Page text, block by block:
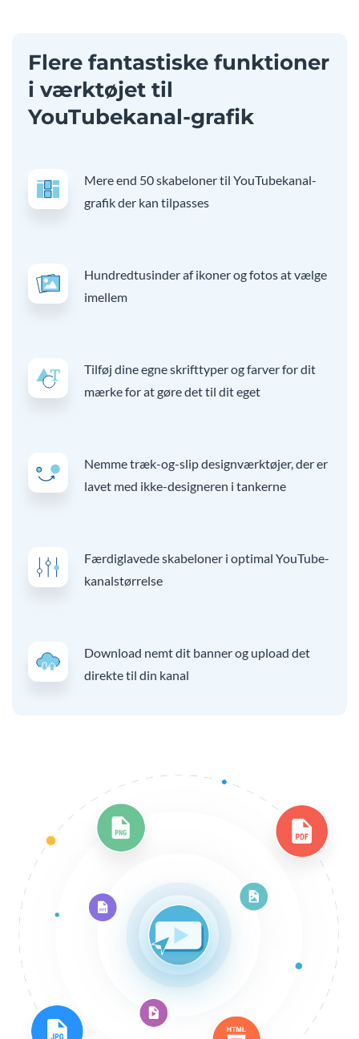
Flere fantastiske funktioner
i værktøjet til
YouTubekanal-grafik
Mere end 50 skabeloner til YouTubekanal-
grafik der kan tilpasses
Hundredtusinder af ikoner og fotos at vælge
imellem
Tilføj dine egne skrifttyper og farver for dit
mærke for at gøre det til dit eget
Nemme træk-og-slip designværktøjer, der er
lavet med ikke-designeren i tankerne
Færdiglavede skabeloner i optimal YouTube-
kanalstørrelse
Download nemt dit banner og upload det
direkte til din kanal